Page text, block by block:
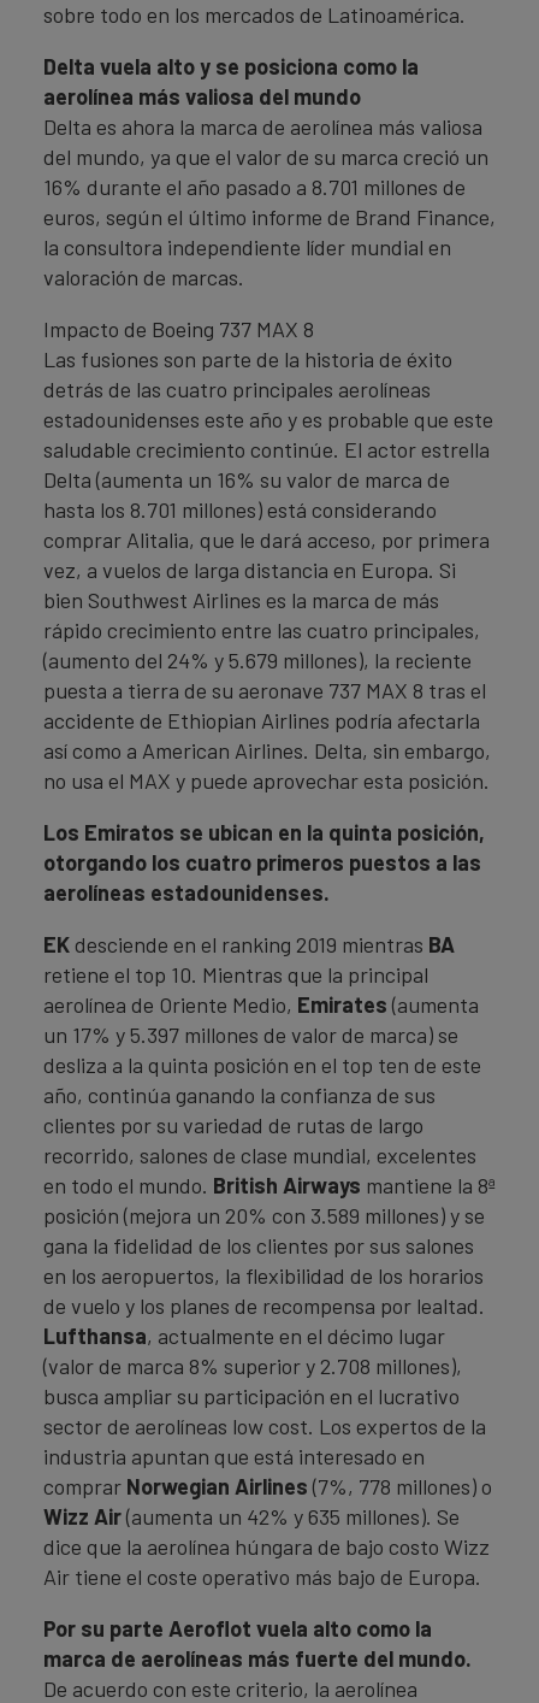
sobre todo en los mercados de Latinoamérica.
Delta vuela alto y se posiciona como la
aerolínea más valiosa del mundo
Delta es ahora la marca de aerolínea más valiosa
del mundo, ya que el valor de su marca creció un
16% durante el año pasado a 8.701 millones de
euros, según el último informe de Brand Finance,
la consultora independiente líder mundial en
valoración de marcas.
Impacto de Boeing 737 MAX 8
Las fusiones son parte de la historia de éxito
detrás de las cuatro principales aerolíneas
estadounidenses este año y es probable que este
saludable crecimiento continúe. El actor estrella
Delta (aumenta un 16% su valor de marca de
hasta los 8.701 millones) está considerando
comprar Alitalia, que le dará acceso, por primera
vez, a vuelos de larga distancia en Europa. Si
bien Southwest Airlines es la marca de más
rápido crecimiento entre las cuatro principales,
(aumento del 24% y 5.679 millones), la reciente
puesta a tierra de su aeronave 737 MAX 8 tras el
accidente de Ethiopian Airlines podría afectarla
así como a American Airlines. Delta, sin embargo,
no usa el MAX y puede aprovechar esta posición.
Los Emiratos se ubican en la quinta posición,
otorgando los cuatro primeros puestos a las
aerolíneas estadounidenses.
EK desciende en el ranking 2019 mientras BA
retiene el top 10. Mientras que la principal
aerolínea de Oriente Medio, Emirates (aumenta
un 17% y 5.397 millones de valor de marca) se
desliza a la quinta posición en el top ten de este
año, continúa ganando la confianza de sus
clientes por su variedad de rutas de largo
recorrido, salones de clase mundial, excelentes
en todo el mundo. British Airways mantiene la 8ª
posición (mejora un 20% con 3.589 millones) y se
gana la fidelidad de los clientes por sus salones
en los aeropuertos, la flexibilidad de los horarios
de vuelo y los planes de recompensa por lealtad.
Lufthansa, actualmente en el décimo lugar
(valor de marca 8% superior y 2.708 millones),
busca ampliar su participación en el lucrativo
sector de aerolíneas low cost. Los expertos de la
industria apuntan que está interesado en
comprar Norwegian Airlines (7%, 778 millones) o
Wizz Air(aumenta un 42% y 635 millones). Se
dice que la aerolínea húngara de bajo costo Wizz
Air tiene el coste operativo más bajo de Europa.
Por su parte Aeroflot vuela alto como la
marca de aerolíneas más fuerte del mundo.
De acuerdo con este criterio, la aerolínea